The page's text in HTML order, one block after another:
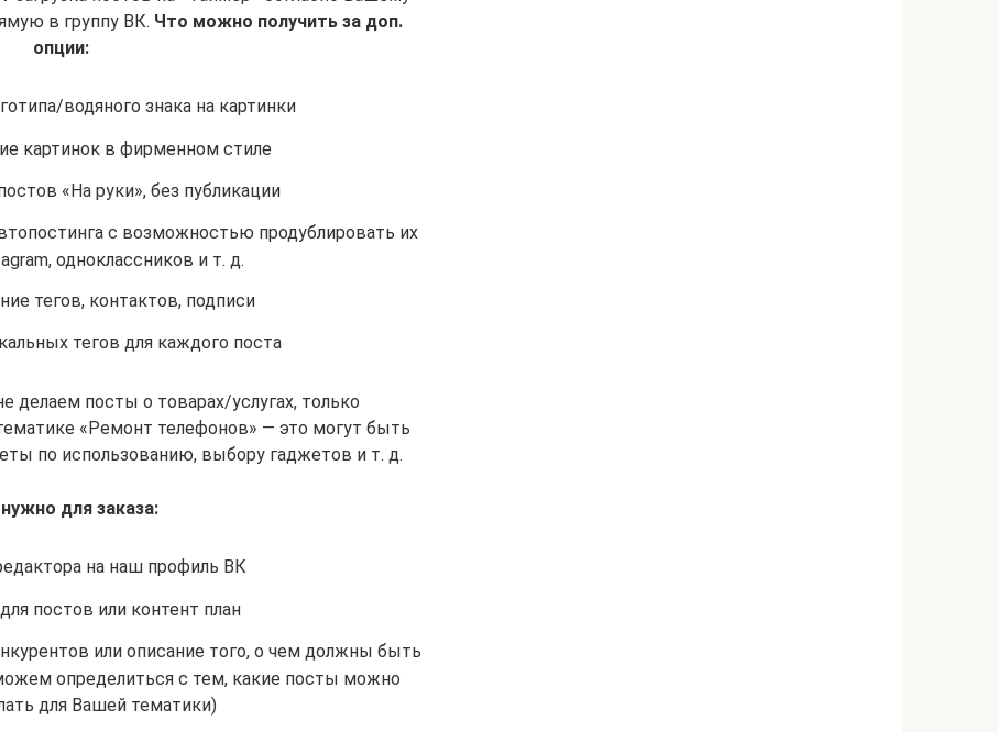
в группу ВК. Что можно получить за доп.
опции:
водяного знака на картинки
картинок в фирменном стиле
«На руки», без публикации
с возможностью продублировать их
одноклассников и т. д.
тегов, контактов, подписи
тегов для каждого поста
делаем посты о товарах/услугах, только
«Ремонт телефонов» — это могут быть
по использованию, выбору гаджетов и т. д.
для заказа:
на наш профиль ВК
постов или контент план
или описание того, о чем должны быть
определиться с тем, какие посты можно
для Вашей тематики)